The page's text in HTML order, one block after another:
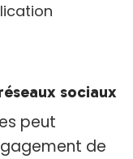
sociaux
peut
de